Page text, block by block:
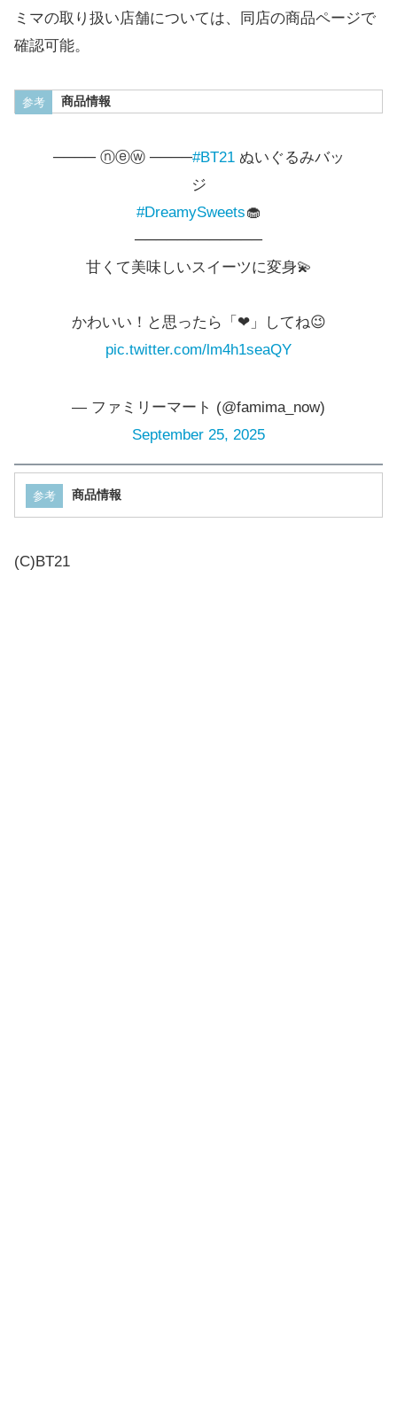
ミマの取り扱い店舗については、同店の商品ページで
確認可能。
参考 商品情報
──── ⓝⓔⓦ ────#BT21ぬいぐるみバッ
ジ
#DreamySweets🧁
────────────
甘くて美味しいスイーツに変身💫
かわいい！と思ったら「❤」してね😉
pic.twitter.com/lm4h1seaQY
— ファミリーマート (@famima_now)
September 25, 2025
参考 商品情報
(C)BT21